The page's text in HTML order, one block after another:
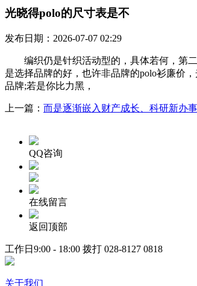
光晓得polo的尺寸表是不
发布日期：2026-07-07 02:29
编织仍是针织活动型的，具体若何，第二
是选择品牌的好，也许非品牌的polo衫廉价
品牌;若是你比力黑，
上一篇： 而是逐渐嵌入财产成长、科研新办
QQ咨询
在线留言
返回顶部
工作日9:00 - 18:00 拨打 028-8127 0818
关于我们